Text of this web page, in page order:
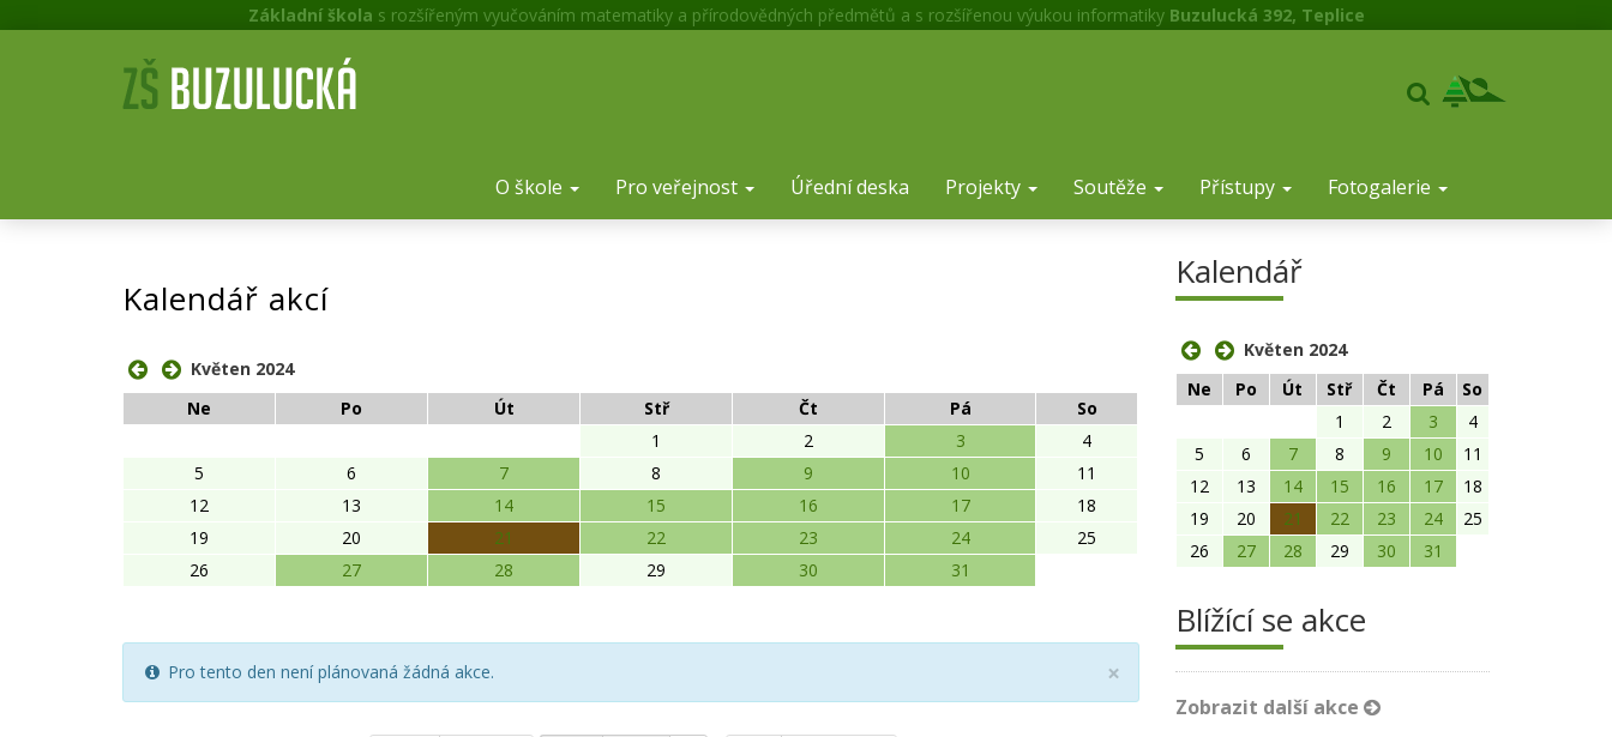
Základní škola s rozšířeným vyučováním matematiky a přírodovědných předmětů a s rozšířenou výukou informatiky Buzulucká 392, Teplice
O škole Pro veřejnost Úřední deska Projekty Soutěže Přístupy Fotogalerie
Kalendář akcí
Květen 2024
Ne
Po Út Stř Čt Pá
So
1
2 3
4
5
6 7 8 9 10
11
12
13 14 15 16 17
18
19
20 21 22 23 24
25
26
27 28 29 30 31
×Close
Pro tento den není plánovaná žádná akce.
Kalendář
Květen 2024
Ne
Po Út Stř Čt Pá
So
1
2 3
4
5
6 7 8 9 10
11
12
13 14 15 16 17
18
19
20 21 22 23 24
25
26
27 28 29 30 31
Blížící se akce
Zobrazit další akce